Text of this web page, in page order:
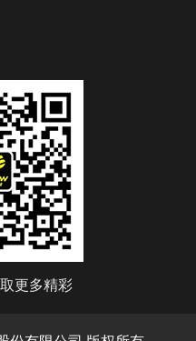
更多精彩